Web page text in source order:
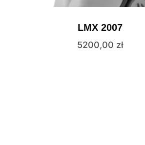
LMX 2007
5200,00 zł